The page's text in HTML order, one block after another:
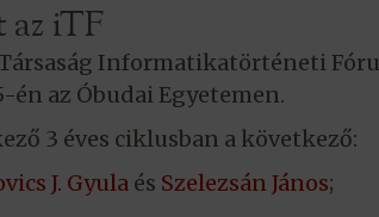
iTF
Informatikatörténeti
az Óbudai Egyetemen.
3 éves ciklusban a következő:
J. Gyula és Szelezsán János;